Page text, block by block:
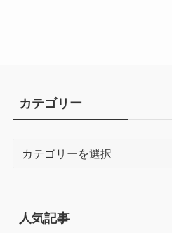
カテゴリー
ー人気記事